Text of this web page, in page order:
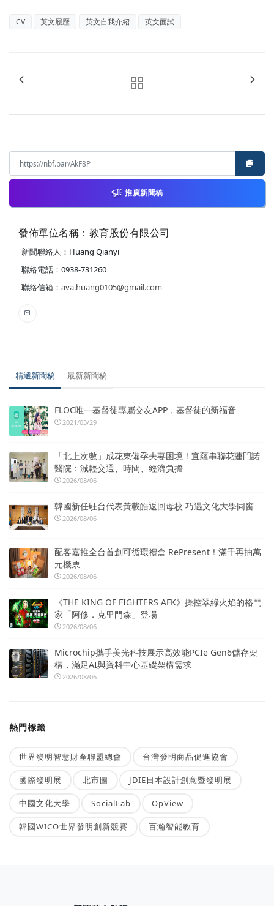
CV 英文履歷 英文自我介紹 英文面試
推廣新聞稿
發佈單位名稱：教育股份有限公司
新聞聯絡人：Huang Qianyi
聯絡電話：0938-731260
聯絡信箱： ava.huang0105@gmail.com
精選新聞稿 最新新聞稿
FLOC唯一基督徒專屬交友APP，基督徒的新福音
2021/03/29
「北上次數」成花東備孕夫妻困境！宜蘊串聯花蓮門諾
醫院：減輕交通、時間、經濟負擔
2026/08/06
韓國新任駐台代表黃載皓返回母校 巧遇文化大學同窗
2026/08/06
配客嘉推全台首創可循環禮盒 RePresent！滿千再抽萬
元機票
2026/08/06
《THE KING OF FIGHTERS AFK》操控翠綠火焰的格鬥
家「阿修．克里門森」登場
2026/08/06
Microchip攜手美光科技展示高效能PCIe Gen6儲存架
構，滿足AI與資料中心基礎架構需求
2026/08/06
熱門標籤
世界發明智慧財產聯盟總會 台灣發明商品促進協會
國際發明展 北市圖 JDIE日本設計創意暨發明展
中國文化大學 SocialLab OpView
韓國WICO世界發明創新競賽 百瀚智能教育